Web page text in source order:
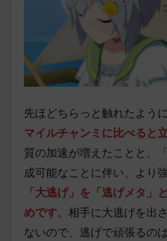
先ほどちらっと触れたように
マイルチャンミに比べると
質の加速が増えたことと、
成可能なことに伴い、より
「大逃げ」を「逃げメタ」
めです。相手に大逃げを出
ないので、逃げで頑張るの